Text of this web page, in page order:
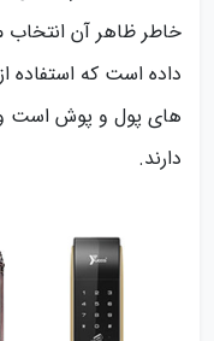
خاطر ظاهر آن
داده است که استفاده
های پول و پوش است و
دارند.